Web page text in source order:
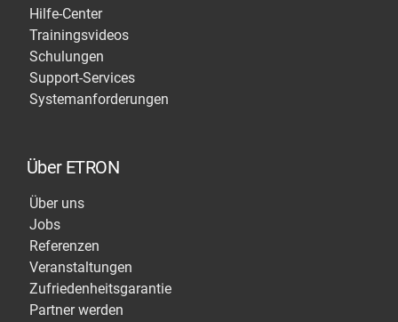
Hilfe-Center
Trainingsvideos
Schulungen
Support-Services
Systemanforderungen
Über ETRON
Über uns
Jobs
Referenzen
Veranstaltungen
Zufriedenheitsgarantie
Partner werden